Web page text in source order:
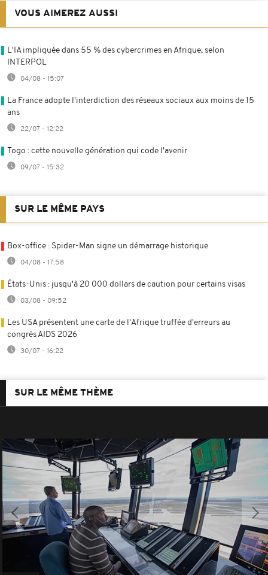
VOUS AIMEREZ AUSSI
L'IA impliquée dans 55 % des cybercrimes en Afrique, selon
INTERPOL
04/08 - 15:07
La France adopte l'interdiction des réseaux sociaux aux moins de 15
ans
22/07 - 12:22
Togo : cette nouvelle génération qui code l'avenir
09/07 - 15:32
SUR LE MÊME PAYS
Box-office : Spider-Man signe un démarrage historique
04/08 - 17:58
États-Unis : jusqu'à 20 000 dollars de caution pour certains visas
03/08 - 09:52
Les USA présentent une carte de l'Afrique truffée d'erreurs au
congrès AIDS 2026
30/07 - 16:22
SUR LE MÊME THÈME